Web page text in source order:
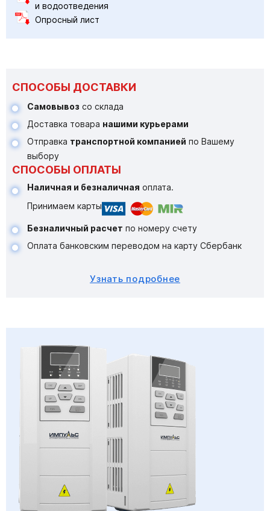
и водоотведения
Опросный лист
СПОСОБЫ ДОСТАВКИ
Самовывоз со склада
Доставка товара нашими курьерами
Отправка транспортной компанией по Вашему
выбору
СПОСОБЫ ОПЛАТЫ
Наличная и безналичная оплата.
Принимаем карты
Безналичный расчет по номеру счету
Оплата банковским переводом на карту Сбербанк
Узнать подробнее